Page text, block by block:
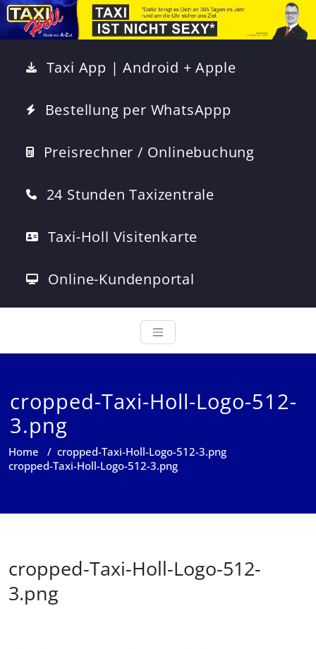
Taxi App | Android + Apple
Bestellung per WhatsAppp
Preisrechner / Onlinebuchung
24 Stunden Taxizentrale
Taxi-Holl Visitenkarte
Online-Kundenportal
cropped-Taxi-Holl-Logo-512-
3.png
Home / cropped-Taxi-Holl-Logo-512-3.png
cropped-Taxi-Holl-Logo-512-3.png
cropped-Taxi-Holl-Logo-512-
3.png